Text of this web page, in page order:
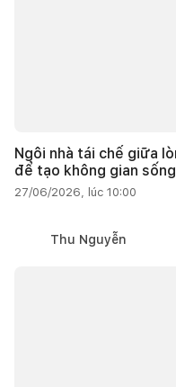
Ngôi nhà tái chế giữa
để tạo không gian
27/06/2026, lúc 10:00
Thu Nguyễn